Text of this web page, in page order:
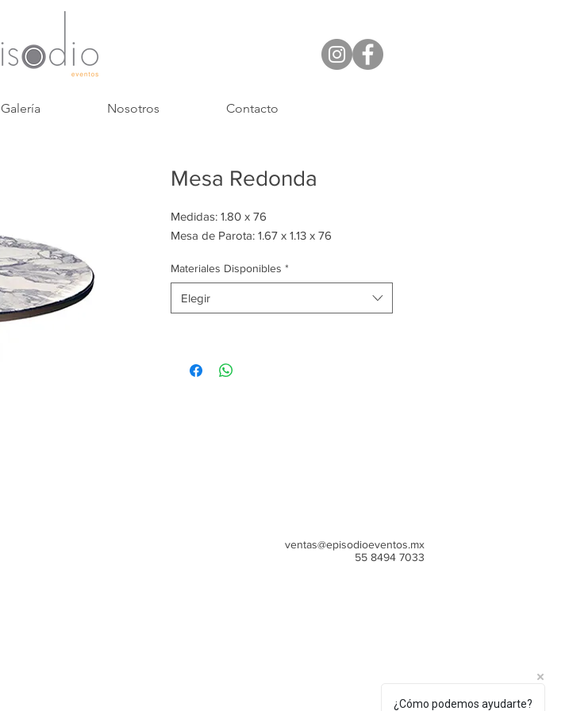
Galería Nosotros Contacto
Mesa Redonda
Medidas: 1.80 x 76
Mesa de Parota: 1.67 x 1.13 x 76
Materiales Disponibles *
Elegir
ventas@episodioeventos.mx
55 8494 7033
¿Cómo podemos ayudarte?